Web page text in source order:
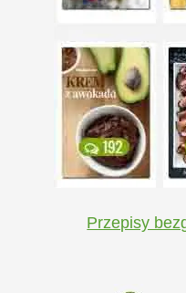
Przepisy